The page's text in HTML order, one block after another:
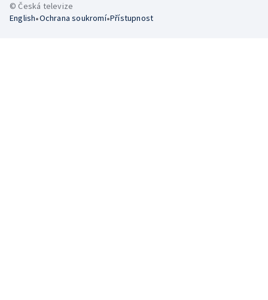
© Česká televize
English•Ochrana soukromí•Přístupnost